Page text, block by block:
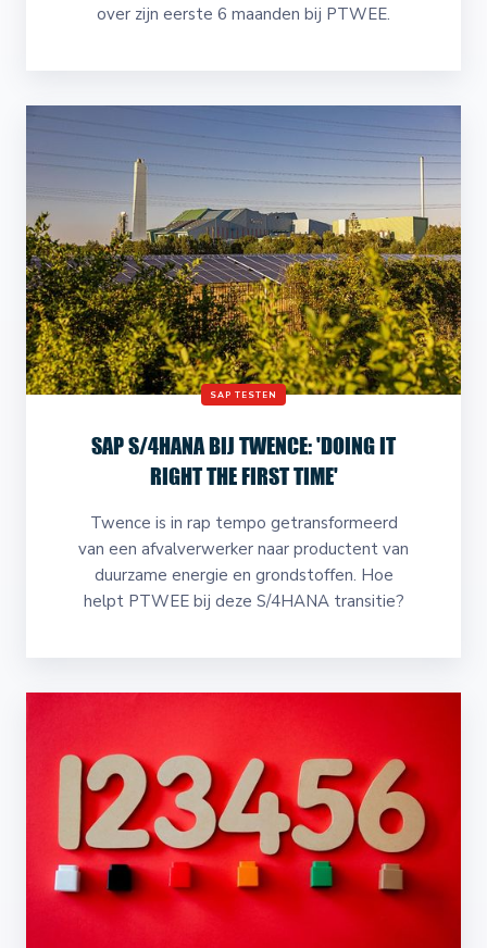
over zijn eerste 6 maanden bij PTWEE.
SAP TESTEN
SAP S/4HANA BIJ TWENCE: 'DOING IT
RIGHT THE FIRST TIME'
Twence is in rap tempo getransformeerd
van een afvalverwerker naar productent van
duurzame energie en grondstoffen. Hoe
helpt PTWEE bij deze S/4HANA transitie?